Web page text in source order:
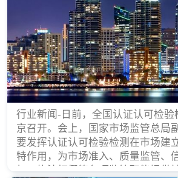
行业新闻-日前，全国认证认可检验
京召开。会上，国家市场监管总局
要发挥认证认可检验检测在市场建
特作用，为市场准入、质量监管、
权、执法打假等各项监管职能提供